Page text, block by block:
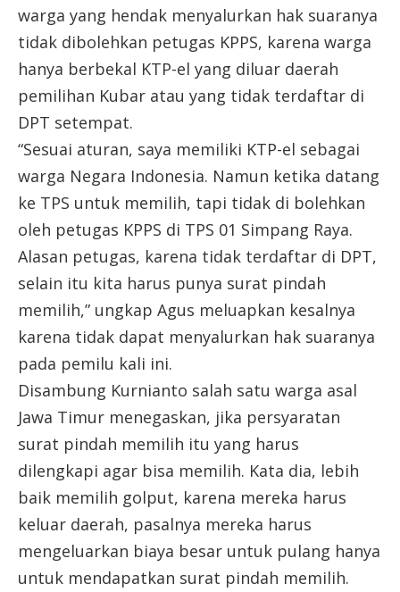
warga yang hendak menyalurkan hak suaranya
tidak dibolehkan petugas KPPS, karena warga
hanya berbekal KTP-el yang diluar daerah
pemilihan Kubar atau yang tidak terdaftar di
DPT setempat.
“Sesuai aturan, saya memiliki KTP-el sebagai
warga Negara Indonesia. Namun ketika datang
ke TPS untuk memilih, tapi tidak di bolehkan
oleh petugas KPPS di TPS 01 Simpang Raya.
Alasan petugas, karena tidak terdaftar di DPT,
selain itu kita harus punya surat pindah
memilih,” ungkap Agus meluapkan kesalnya
karena tidak dapat menyalurkan hak suaranya
pada pemilu kali ini.
Disambung Kurnianto salah satu warga asal
Jawa Timur menegaskan, jika persyaratan
surat pindah memilih itu yang harus
dilengkapi agar bisa memilih. Kata dia, lebih
baik memilih golput, karena mereka harus
keluar daerah, pasalnya mereka harus
mengeluarkan biaya besar untuk pulang hanya
untuk mendapatkan surat pindah memilih.